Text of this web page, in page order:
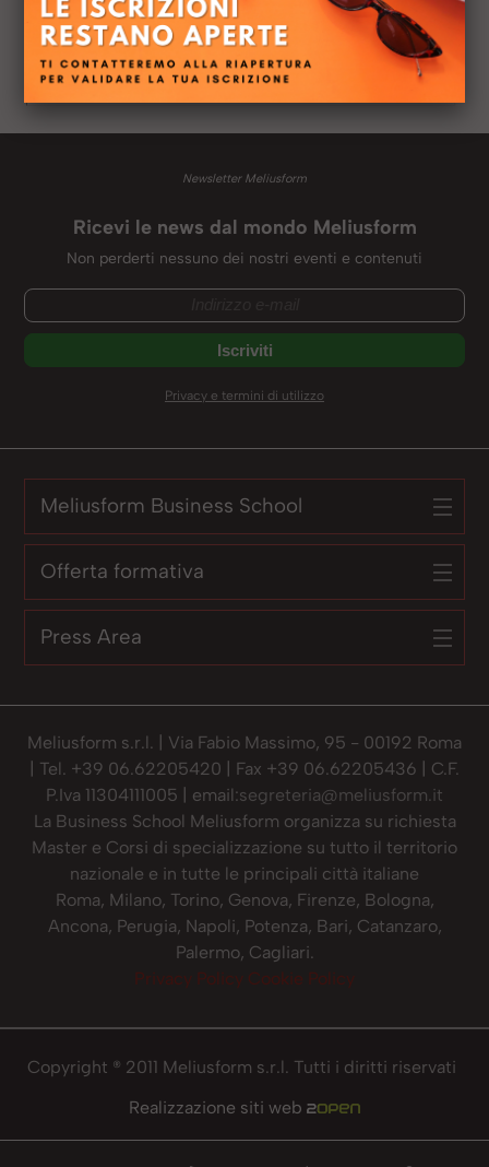
Lezione 5 Sabato 23/11/2019 (mattina)
Lezione 6 Sabato 23/11/2019 (pomeriggio)
Lezione 7 Sabato 30/11/2019 (mattina)
Lezione 8 Sabato 30/11/2019 (pomeriggio)
Newsletter Meliusform
Ricevi le news dal mondo Meliusform
Non perderti nessuno dei nostri eventi e contenuti
Privacy e termini di utilizzo
Meliusform Business School
Offerta formativa
Press Area
Meliusform s.r.l. | Via Fabio Massimo, 95 - 00192 Roma
| Tel. +39 06.62205420 | Fax +39 06.62205436 | C.F.
P.Iva 11304111005 | email:segreteria@meliusform.it
La Business School Meliusform organizza su richiesta
Master e Corsi di specializzazione su tutto il territorio
nazionale e in tutte le principali città italiane
Roma, Milano, Torino, Genova, Firenze, Bologna,
Ancona, Perugia, Napoli, Potenza, Bari, Catanzaro,
Palermo, Cagliari.
Privacy Policy Cookie Policy
Copyright ® 2011 Meliusform s.r.l. Tutti i diritti riservati
Realizzazione siti web